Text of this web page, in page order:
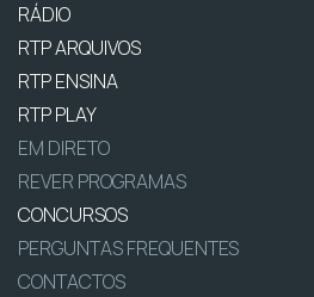
RÁDIO
RTP ARQUIVOS
RTP ENSINA
RTP PLAY
EM DIRETO
REVER PROGRAMAS
CONCURSOS
PERGUNTAS FREQUENTES
CONTACTOS